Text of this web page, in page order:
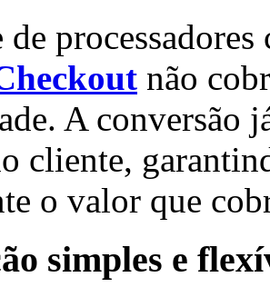
não
A conversão
cliente,
o valor que
simples e